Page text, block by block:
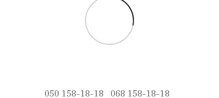
050 158-18-18 068 158-18-18